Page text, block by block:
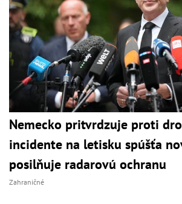
Nemecko pritvrdzuje proti
incidente na letisku spúšťa
posilňuje radarovú ochranu
Zahraničné